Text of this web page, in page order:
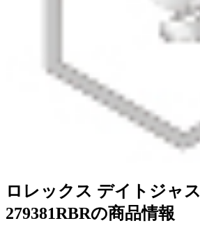
ロレックス デイトジャ
279381RBRの商品情報